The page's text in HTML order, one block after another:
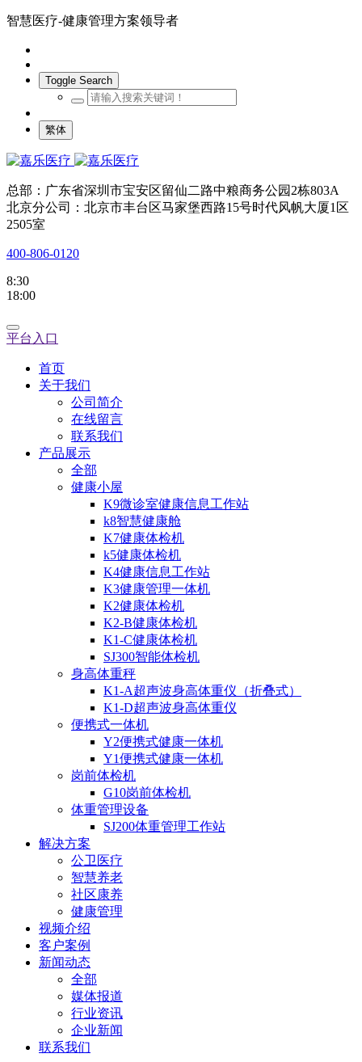
智慧医疗-健康管理方案领导者
Toggle Search
繁体
总部：广东省深圳市宝安区留仙二路中粮商务公园2栋803A
北京分公司：北京市丰台区马家堡西路15号时代风帆大厦1区
2505室
400-806-0120
8:30
18:00
平台入口
首页
关于我们
公司简介
在线留言
联系我们
产品展示
全部
健康小屋
K9微诊室健康信息工作站
k8智慧健康舱
K7健康体检机
k5健康体检机
K4健康信息工作站
K3健康管理一体机
K2健康体检机
K2-B健康体检机
K1-C健康体检机
SJ300智能体检机
身高体重秤
K1-A超声波身高体重仪（折叠式）
K1-D超声波身高体重仪
便携式一体机
Y2便携式健康一体机
Y1便携式健康一体机
岗前体检机
G10岗前体检机
体重管理设备
SJ200体重管理工作站
解决方案
公卫医疗
智慧养老
社区康养
健康管理
视频介绍
客户案例
新闻动态
全部
媒体报道
行业资讯
企业新闻
联系我们